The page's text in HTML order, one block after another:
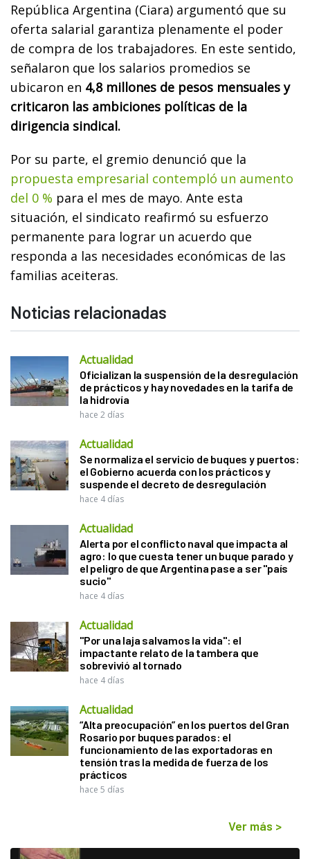
República Argentina (Ciara) argumentó que su
oferta salarial garantiza plenamente el poder
de compra de los trabajadores. En este sentido,
señalaron que los salarios promedios se
ubicaron en 4,8 millones de pesos mensuales y
criticaron las ambiciones políticas de la
dirigencia sindical.
Por su parte, el gremio denunció que la
propuesta empresarial contempló un aumento
del 0 % para el mes de mayo. Ante esta
situación, el sindicato reafirmó su esfuerzo
permanente para lograr un acuerdo que
responda a las necesidades económicas de las
familias aceiteras.
Noticias relacionadas
Actualidad
Oficializan la suspensión de la desregulación
de prácticos y hay novedades en la tarifa de
la hidrovía
hace 2 días
Actualidad
Se normaliza el servicio de buques y puertos:
el Gobierno acuerda con los prácticos y
suspende el decreto de desregulación
hace 4 días
Actualidad
Alerta por el conflicto naval que impacta al
agro: lo que cuesta tener un buque parado y
el peligro de que Argentina pase a ser "país
sucio"
hace 4 días
Actualidad
"Por una laja salvamos la vida": el
impactante relato de la tambera que
sobrevivió al tornado
hace 4 días
Actualidad
“Alta preocupación” en los puertos del Gran
Rosario por buques parados: el
funcionamiento de las exportadoras en
tensión tras la medida de fuerza de los
prácticos
hace 5 días
Ver más >